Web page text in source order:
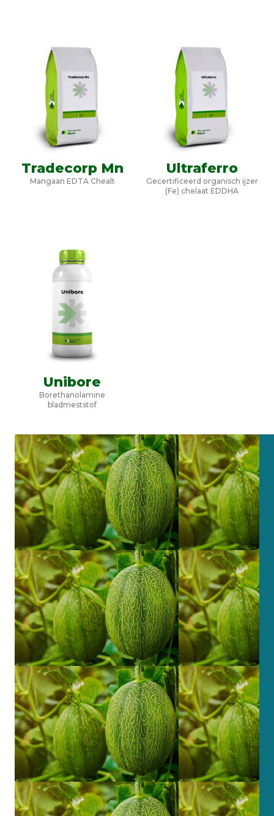
Tradecorp Mn
Mangaan EDTA Chealt
Ultraferro
Gecertificeerd organisch ijzer
(Fe) chelaat EDDHA
Unibore
Borethanolamine
bladmeststof